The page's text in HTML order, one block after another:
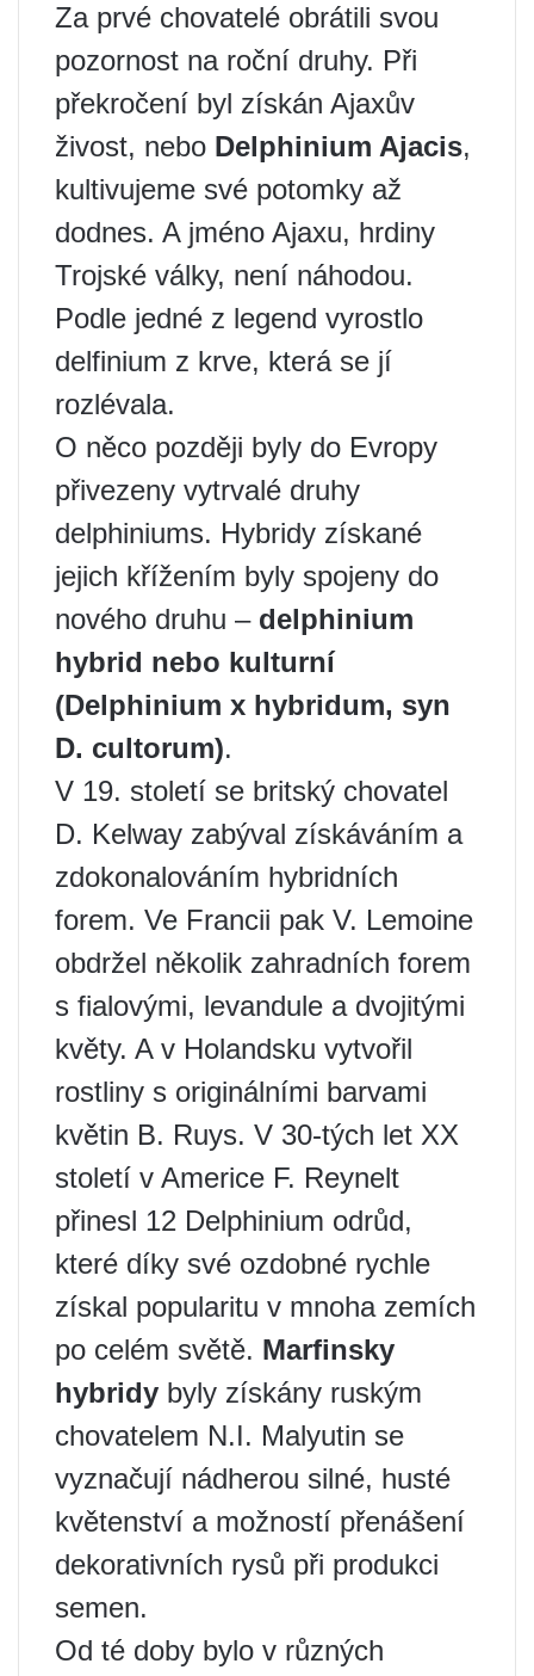
Za prvé chovatelé obrátili svou
pozornost na roční druhy. Při
překročení byl získán Ajaxův
živost, nebo Delphinium Ajacis,
kultivujeme své potomky až
dodnes. A jméno Ajaxu, hrdiny
Trojské války, není náhodou.
Podle jedné z legend vyrostlo
delfinium z krve, která se jí
rozlévala.
O něco později byly do Evropy
přivezeny vytrvalé druhy
delphiniums. Hybridy získané
jejich křížením byly spojeny do
nového druhu – delphinium
hybrid nebo kulturní
(Delphinium x hybridum, syn
D. cultorum).
V 19. století se britský chovatel
D. Kelway zabýval získáváním a
zdokonalováním hybridních
forem. Ve Francii pak V. Lemoine
obdržel několik zahradních forem
s fialovými, levandule a dvojitými
květy. A v Holandsku vytvořil
rostliny s originálními barvami
květin B. Ruys. V 30-tých let XX
století v Americe F. Reynelt
přinesl 12 Delphinium odrůd,
které díky své ozdobné rychle
získal popularitu v mnoha zemích
po celém světě. Marfinsky
hybridy byly získány ruským
chovatelem N.I. Malyutin se
vyznačují nádherou silné, husté
květenství a možností přenášení
dekorativních rysů při produkci
semen.
Od té doby bylo v různých